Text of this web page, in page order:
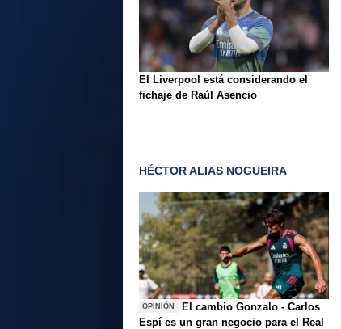
El Liverpool está considerando el
fichaje de Raúl Asencio
HÉCTOR ALIAS NOGUEIRA
OPINIÓN
El cambio Gonzalo - Carlos
Espí es un gran negocio para el Real